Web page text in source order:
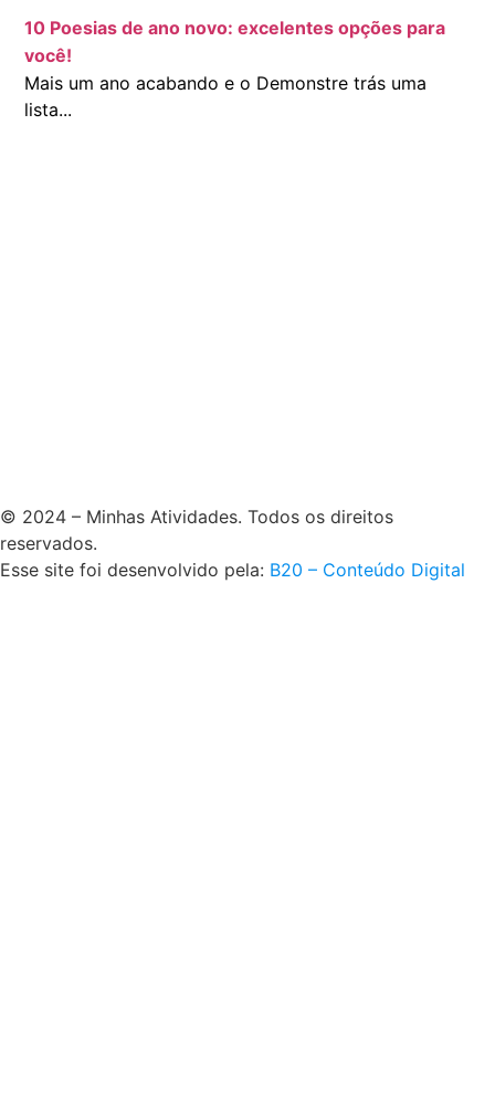
10 Poesias de ano novo: excelentes opções para
você!
Mais um ano acabando e o Demonstre trás uma
lista...
© 2024 – Minhas Atividades. Todos os direitos
reservados.
Esse site foi desenvolvido pela: B20 – Conteúdo Digital